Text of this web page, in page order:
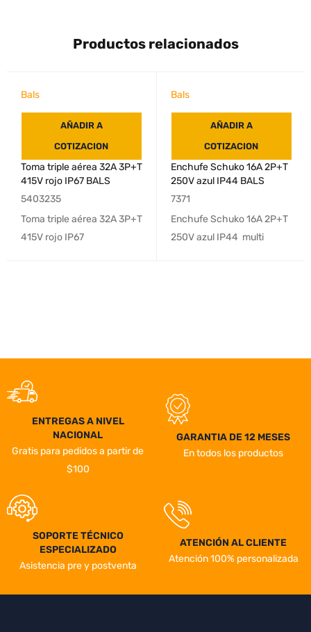
Productos relacionados
Bals
AÑADIR A
COTIZACION
Toma triple aérea 32A 3P+T
415V rojo IP67 BALS
5403235
Toma triple aérea 32A 3P+T
415V rojo IP67
Bals
AÑADIR A
COTIZACION
Enchufe Schuko 16A 2P+T
250V azul IP44 BALS
7371
Enchufe Schuko 16A 2P+T
250V azul IP44 multi
ENTREGAS A NIVEL
NACIONAL
Gratis para pedidos a partir de
$100
GARANTIA DE 12 MESES
En todos los productos
SOPORTE TÉCNICO
ESPECIALIZADO
Asistencia pre y postventa
ATENCIÓN AL CLIENTE
Atención 100% personalizada